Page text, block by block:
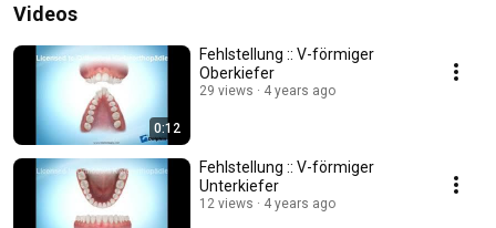
Videos
0:12
Fehlstellung :: V-förmiger
Oberkiefer
29 views 4 years ago
Fehlstellung :: V-förmiger
Unterkiefer
12 views 4 years ago